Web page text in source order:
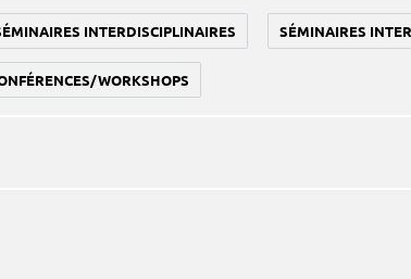
INTERDISCIPLINAIRES SÉMINAIRES
WORKSHOPS